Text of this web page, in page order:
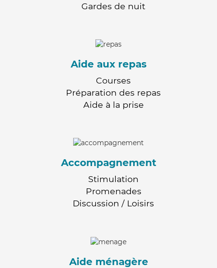
Gardes de nuit
Aide aux repas
Courses
Préparation des repas
Aide à la prise
Accompagnement
Stimulation
Promenades
Discussion / Loisirs
Aide ménagère